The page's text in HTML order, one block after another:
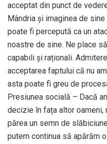
acceptat din punct de
Mândria și imaginea de
poate fi percepută ca un
noastre de sine. Ne place
capabili și raționali.
acceptarea faptului că nu
asta poate fi greu de
Presiunea socială – Dacă
decizie în fața altor oameni,
părea un semn de
putem continua să apărăm